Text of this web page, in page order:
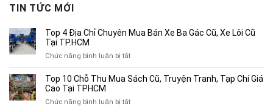
TIN TỨC MỚI
Top 4 Địa Chỉ Chuyên Mua Bán Xe Ba Gác Cũ, Xe Lôi Cũ
Tại TP.HCM
Chức năng bình luận bị tắtở
4
Top 10 Chỗ Thu Mua Sách Cũ, Truyện Tranh, Tạp Chí Giá
Cao Tại TPHCM
Chức năng bình luận bị tắtở